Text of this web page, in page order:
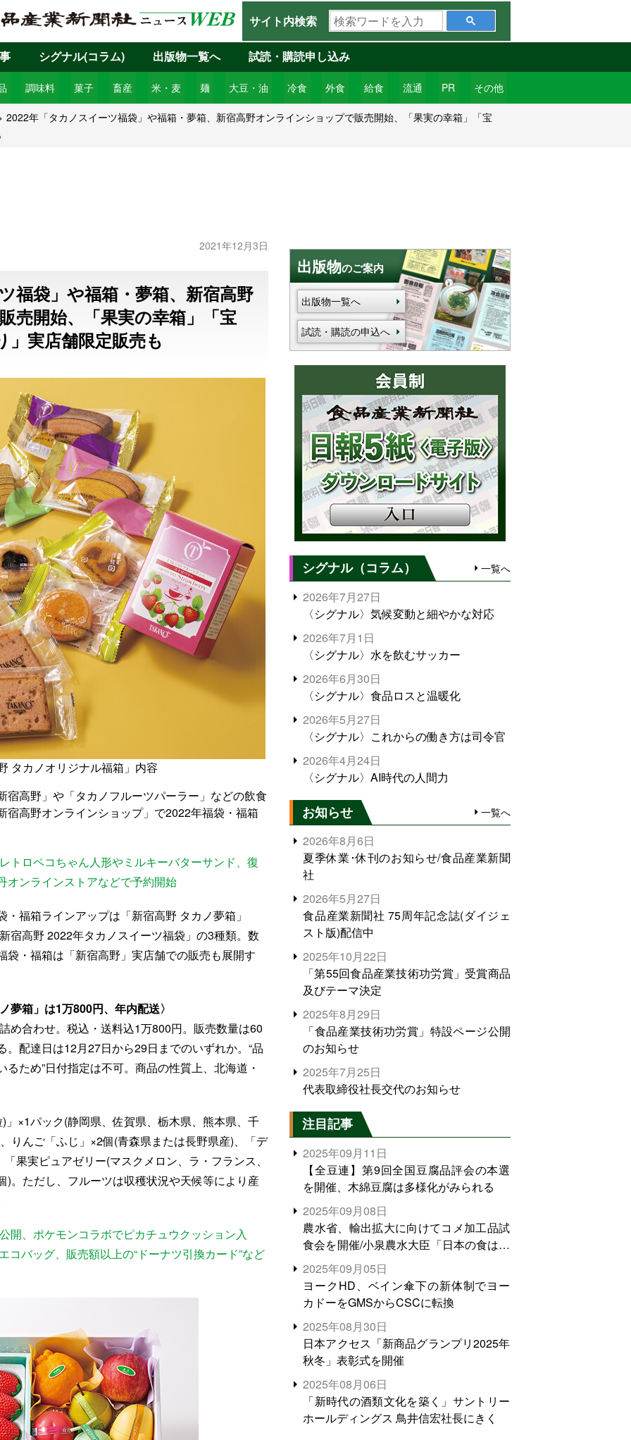
サイト内検索
検
索
ワ
ー
ド
を
入
調味料 菓子 畜産 米・麦 麺 大豆・油 冷食 外食 給食 流通 PR その他
シグナル(コラム) 出版物一覧へ 試読・購読申し込み
2022年「タカノスイーツ福袋」や福箱・夢箱、新宿高野オンラインショップで販売開始、「果実の幸箱」「宝
2021年12月3日
福袋」や福箱・夢箱、新宿高野
売開始、「果実の幸箱」「宝
」実店舗限定販売も
タカノオリジナル福箱」内容
高野」や「タカノフルーツパーラー」などの飲食
高野オンラインショップ」で2022年福袋・福箱
トロペコちゃん人形やミルキーバターサンド、復
オンラインストアなどで予約開始
福箱ラインアップは「新宿高野 タカノ夢箱」
宿高野 2022年タカノスイーツ福袋」の3種類。数
・福箱は「新宿高野」実店舗での販売も展開す
夢箱」は1万800円、年内配送〉
め合わせ。税込・送料込1万800円。販売数量は60
配達日は12月27日から29日までのいずれか。“品
ため”日付指定は不可。商品の性質上、北海道・
×1パック(静岡県、佐賀県、栃木県、熊本県、千
りんご「ふじ」×2個(青森県または長野県産)、「デ
果実ピュアゼリー(マスクメロン、ラ・フランス、
)。ただし、フルーツは収穫状況や天候等により産
開、ポケモンコラボでピカチュウクッション入
コバッグ、販売額以上の“ドーナツ引換カード”など
出版物のご案内
出版物一覧へ
試読・購読の申込へ
シグナル（コラム） 一覧へ
2026年7月27日
〈シグナル〉気候変動と細やかな対応
2026年7月1日
〈シグナル〉水を飲むサッカー
2026年6月30日
〈シグナル〉食品ロスと温暖化
2026年5月27日
〈シグナル〉これからの働き方は司令官
2026年4月24日
〈シグナル〉AI時代の人間力
お知らせ 一覧へ
2026年8月6日
夏季休業･休刊のお知らせ/食品産業新聞
社
2026年5月27日
食品産業新聞社 75周年記念誌(ダイジェ
スト版)配信中
2025年10月22日
「第55回食品産業技術功労賞」受賞商品
及びテーマ決定
2025年8月29日
「食品産業技術功労賞」特設ページ公開
のお知らせ
2025年7月25日
代表取締役社長交代のお知らせ
注目記事
2025年09月11日
【全豆連】第9回全国豆腐品評会の本選
を開催、木綿豆腐は多様化がみられる
2025年09月08日
農水省、輸出拡大に向けてコメ加工品試
食会を開催/小泉農水大臣「日本の食は世
界でトップをとれる。米増産に向けて、
米輸出需要の拡大を」
2025年09月05日
ヨークHD、ベイン傘下の新体制でヨー
カドーをGMSからCSCに転換
2025年08月30日
日本アクセス「新商品グランプリ2025年
秋冬」表彰式を開催
2025年08月06日
「新時代の酒類文化を築く」サントリー
ホールディングス 鳥井信宏社長にきく